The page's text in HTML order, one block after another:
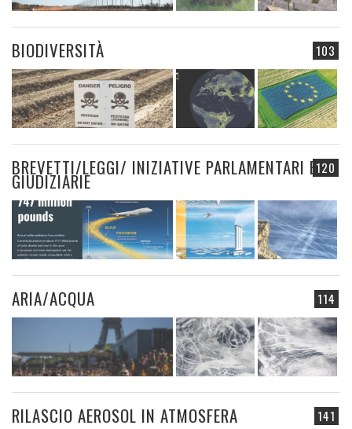
103
BIODIVERSITÀ
120
BREVETTI/LEGGI/ INIZIATIVE PARLAMENTARI E
GIUDIZIARIE
114
ARIA/ACQUA
141
RILASCIO AEROSOL IN ATMOSFERA